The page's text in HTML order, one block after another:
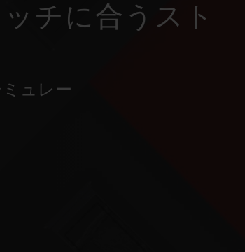
チに合うスト
ュレー